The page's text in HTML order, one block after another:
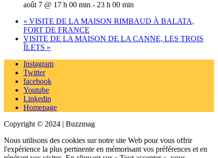
août 7 @ 17 h 00 min - 23 h 00 min
« VISITE DE LA MAISON RIMBAUD À BALATA,
FORT DE FRANCE
VISITE DE LA MAISON DE LA CANNE, LES TROIS
ÎLETS »
Instagram
Twitter
facebook
Youtube
Linkedin
Homepage
Copyright © 2024 | Buzzmag
Nous utilisons des cookies sur notre site Web pour vous offrir
l'expérience la plus pertinente en mémorisant vos préférences et en